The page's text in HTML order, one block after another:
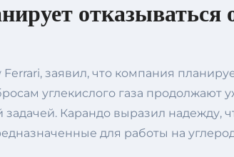
заявил, что компания
углекислого газа продолжают
Карандо выразил надежду,
для работы на